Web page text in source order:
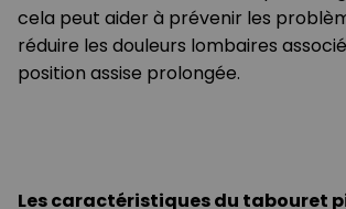
cela peut aider à prévenir les
réduire les douleurs lombaires
position assise prolongée.
Les caractéristiques du tabouret